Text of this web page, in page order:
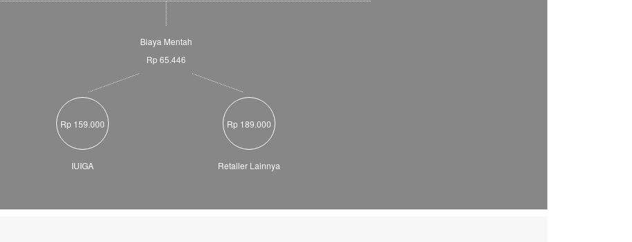
Biaya Mentah
Rp 65.446
Rp 159.000
IUIGA
Rp 189.000
Retailer Lainnya